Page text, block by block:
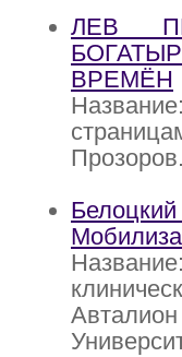
ЛЕВ
ВРЕМЁН